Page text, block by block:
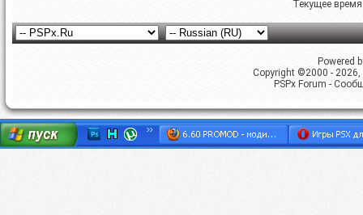
Текущее
Powered
Copyright ©2000 -
PSPx Forum -